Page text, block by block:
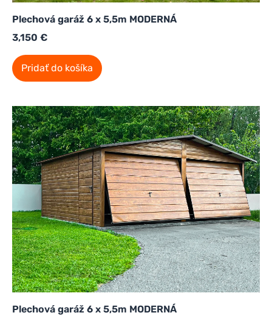
Plechová garáž 6 x 5,5m MODERNÁ
3,150 €
Pridať do košíka
Plechová garáž 6 x 5,5m MODERNÁ